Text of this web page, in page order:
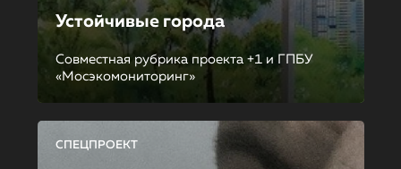
Устойчивые города
Совместная рубрика проекта +1 и ГПБУ
«Мосэкомониторинг»
СПЕЦПРОЕКТ